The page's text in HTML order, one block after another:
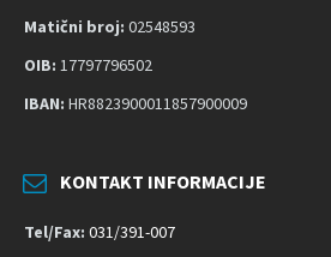
Matični broj: 02548593
OIB: 17797796502
IBAN: HR8823900011857900009
KONTAKT INFORMACIJE
Tel/Fax: 031/391-007